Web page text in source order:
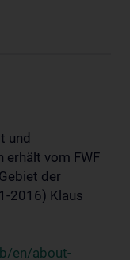
und
erhält vom FWF
der
2016) Klaus
en/about-